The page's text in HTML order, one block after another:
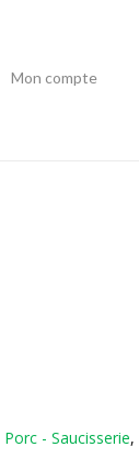
Mon compte
Porc - Saucisserie,